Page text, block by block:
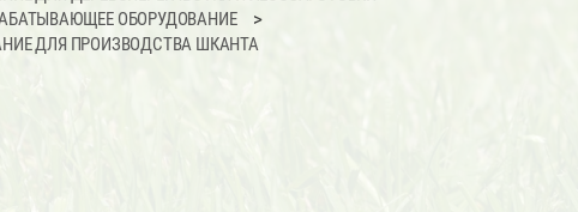
ОБОРУДОВАНИЕ
ДЛЯ ПРОИЗВОДСТВА ШКАНТА